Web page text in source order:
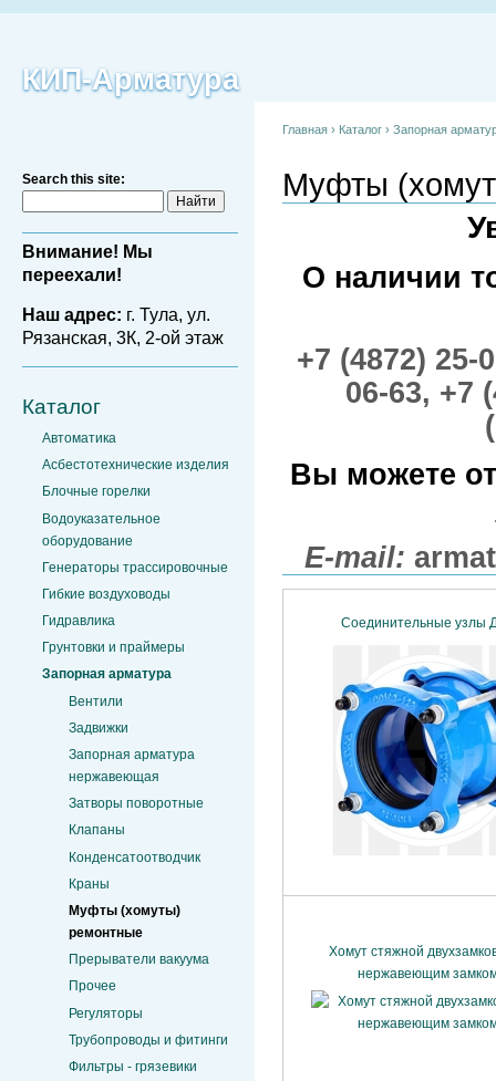
КИП-Арматура
Search this site:
Внимание! Мы
переехали!
Наш адрес: г. Тула, ул.
Рязанская, 3К, 2-ой этаж
Каталог
Автоматика
Асбестотехнические изделия
Блочные горелки
Водоуказательное
оборудование
Генераторы трассировочные
Гибкие воздуховоды
Гидравлика
Грунтовки и праймеры
Запорная арматура
Вентили
Задвижки
Запорная арматура
нержавеющая
Затворы поворотные
Клапаны
Конденсатоотводчик
Краны
Муфты (хомуты)
ремонтные
Прерыватели вакуума
Прочее
Регуляторы
Трубопроводы и фитинги
Фильтры - грязевики
Главная › Каталог › Запорная
Муфты
О наличии
+7 (4872) 25-
06-63, +7
Вы можете
E-mail:
Соединительные узлы
Хомут стяжной
нержавеющим